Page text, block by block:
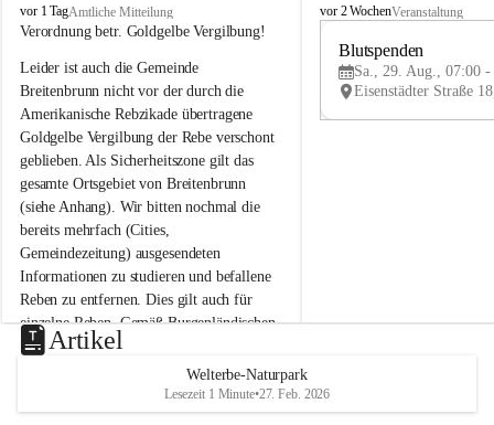
B
r
i
t
e
n
b
r
u
n
n
a
m
N
e
u
s
d
vor 1 TagAmtliche Mitteilung
Verordnung betr. Goldgelbe Vergilbung!
Leider ist auch die Gemeinde
Breitenbrunn nicht vor der durch die
Amerikanische Rebzikade übertragene
Goldgelbe Vergilbung der Rebe verschont
geblieben. Als Sicherheitszone gilt das
gesamte Ortsgebiet von Breitenbrunn
(siehe Anhang). Wir bitten nochmal die
bereits mehrfach (Cities,
Gemeindezeitung) ausgesendeten
Informationen zu studieren und befallene
Reben zu entfernen. Dies gilt auch für
einzelne Reben. Gemäß Burgenländischen
Weinbaugesetz sind nicht gepflegte oder
unzulässige Weingärten zu roden! Bitte
helfen wir zusammen um unsere Winzer
vor den prognostizierten Ernteausfällen
B
e
u
e
d
vor 2 WochenVeranstaltung
Blutspenden
Sa., 29. Aug., 07:00 -
Artikel
Welterbe-Naturpark
Lesezeit 1 Minute•27. Feb. 2026